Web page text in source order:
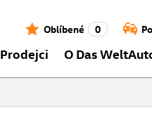
Oblíbené 0
Prodejci O Das